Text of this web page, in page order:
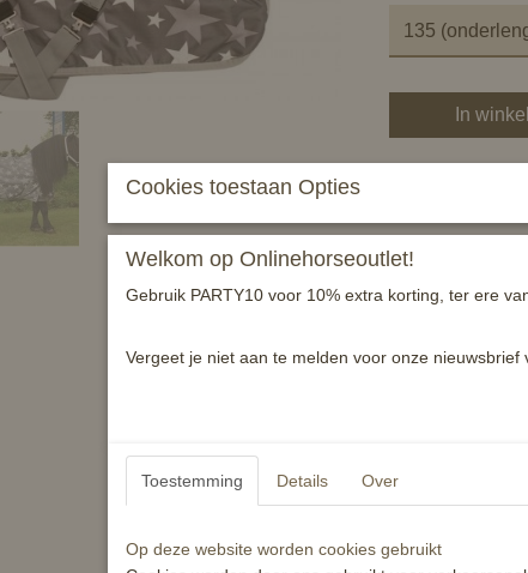
In
De HB Silver
200 gram
wat elasticiteit,
Waterdicht
Cookies toestaan Opties
Welkom op Onlinehorseoutlet!
Gebruik PARTY10 voor 10% extra korting, ter ere
Vergeet je niet aan te melden voor onze nieuwsbrief
Toestemming Details Over
Op deze website worden cookies gebruikt